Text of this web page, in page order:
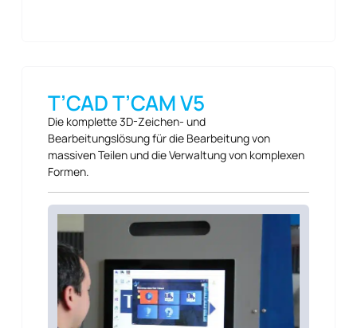
T’CAD T’CAM V5
Die komplette 3D-Zeichen- und
Bearbeitungslösung für die Bearbeitung von
massiven Teilen und die Verwaltung von komplexen
Formen.